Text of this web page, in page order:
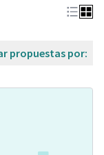
propuestas por: